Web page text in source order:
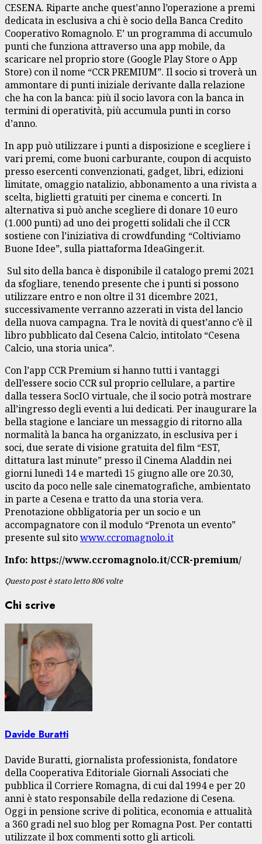
CESENA. Riparte anche quest’anno l’operazione a premi
dedicata in esclusiva a chi è socio della Banca Credito
Cooperativo Romagnolo. E’ un programma di accumulo
punti che funziona attraverso una app mobile, da
scaricare nel proprio store (Google Play Store o App
Store) con il nome “CCR PREMIUM”. Il socio si troverà un
ammontare di punti iniziale derivante dalla relazione
che ha con la banca: più il socio lavora con la banca in
termini di operatività, più accumula punti in corso
d’anno.
In app può utilizzare i punti a disposizione e scegliere i
vari premi, come buoni carburante, coupon di acquisto
presso esercenti convenzionati, gadget, libri, edizioni
limitate, omaggio natalizio, abbonamento a una rivista a
scelta, biglietti gratuiti per cinema e concerti. In
alternativa si può anche scegliere di donare 10 euro
(1.000 punti) ad uno dei progetti solidali che il CCR
sostiene con l’iniziativa di crowdfunding “Coltiviamo
Buone Idee”, sulla piattaforma IdeaGinger.it.
Sul sito della banca è disponibile il catalogo premi 2021
da sfogliare, tenendo presente che i punti si possono
utilizzare entro e non oltre il 31 dicembre 2021,
successivamente verranno azzerati in vista del lancio
della nuova campagna. Tra le novità di quest’anno c’è il
libro pubblicato dal Cesena Calcio, intitolato “Cesena
Calcio, una storia unica”.
Con l’app CCR Premium si hanno tutti i vantaggi
dell’essere socio CCR sul proprio cellulare, a partire
dalla tessera SocIO virtuale, che il socio potrà mostrare
all’ingresso degli eventi a lui dedicati. Per inaugurare la
bella stagione e lanciare un messaggio di ritorno alla
normalità la banca ha organizzato, in esclusiva per i
soci, due serate di visione gratuita del film “EST,
dittatura last minute” presso il Cinema Aladdin nei
giorni lunedì 14 e martedì 15 giugno alle ore 20.30,
uscito da poco nelle sale cinematografiche, ambientato
in parte a Cesena e tratto da una storia vera.
Prenotazione obbligatoria per un socio e un
accompagnatore con il modulo “Prenota un evento”
presente sul sitowww.ccromagnolo.it
Info: https://www.ccromagnolo.it/CCR-premium/
Questo post è stato letto 806 volte
Chi scrive
Davide Buratti
Davide Buratti, giornalista professionista, fondatore
della Cooperativa Editoriale Giornali Associati che
pubblica il Corriere Romagna, di cui dal 1994 e per 20
anni è stato responsabile della redazione di Cesena.
Oggi in pensione scrive di politica, economia e attualità
a 360 gradi nel suo blog per Romagna Post. Per contatti
utilizzate il box commenti sotto gli articoli.